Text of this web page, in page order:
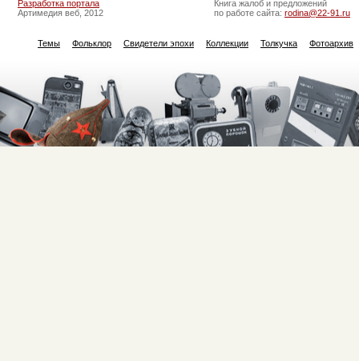
Разработка портала
Артимедия веб, 2012
Книга жалоб и предложений
по работе сайта: rodina@22-91.ru
Темы Фольклор Свидетели эпохи Коллекции Толкучка Фотоархив